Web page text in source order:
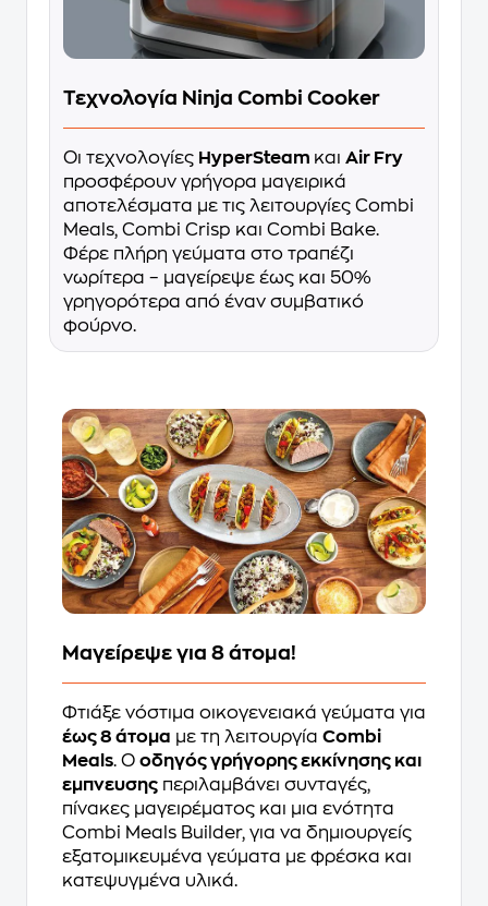
Τεχνολογία Ninja Combi Cooker
Οι τεχνολογίες HyperSteam και Air Fry
προσφέρουν γρήγορα μαγειρικά
αποτελέσματα με τις λειτουργίες Combi
Meals, Combi Crisp και Combi Bake.
Φέρε πλήρη γεύματα στο τραπέζι
νωρίτερα – μαγείρεψε έως και 50%
γρηγορότερα από έναν συμβατικό
φούρνο.
Μαγείρεψε για 8 άτομα!
Φτιάξε νόστιμα οικογενειακά γεύματα για
έως 8 άτομα με τη λειτουργία Combi
Meals. Ο οδηγός γρήγορης εκκίνησης και
εμπνευσης περιλαμβάνει συνταγές,
πίνακες μαγειρέματος και μια ενότητα
Combi Meals Builder, για να δημιουργείς
εξατομικευμένα γεύματα με φρέσκα και
κατεψυγμένα υλικά.